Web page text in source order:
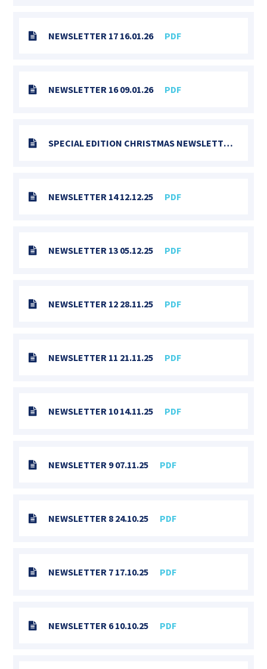
NEWSLETTER 17 16.01.26 PDF
NEWSLETTER 16 09.01.26 PDF
SPECIAL EDITION CHRISTMAS NEWSLETTER 2025
NEWSLETTER 14 12.12.25 PDF
NEWSLETTER 13 05.12.25 PDF
NEWSLETTER 12 28.11.25 PDF
NEWSLETTER 11 21.11.25 PDF
NEWSLETTER 10 14.11.25 PDF
NEWSLETTER 9 07.11.25 PDF
NEWSLETTER 8 24.10.25 PDF
NEWSLETTER 7 17.10.25 PDF
NEWSLETTER 6 10.10.25 PDF